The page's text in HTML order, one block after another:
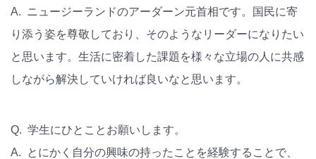
A. ニュージーランドのアーダーン元首相です。国民に寄
り添う姿を尊敬しており、そのようなリーダーになりたい
と思います。生活に密着した課題を様々な立場の人に共感
しながら解決していければ良いなと思います。
Q. 学生にひとことお願いします。
A. とにかく自分の興味の持ったことを経験することで、